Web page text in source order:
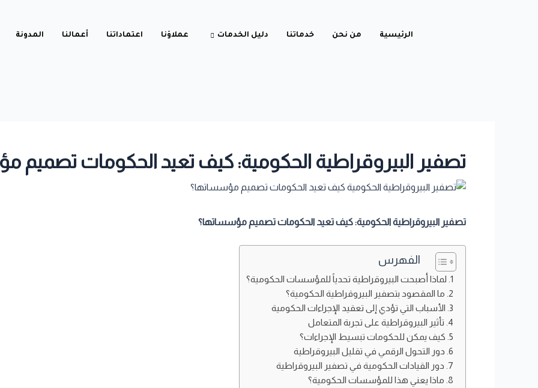
الرئيسية من نحن خدماتنا دليل الخدمات عملاؤنا اعتماداتنا أعمالنا المدونة
تصفير البيروقراطية الحكومية: كيف تعيد الحكومات تصميم
تصفير البيروقراطية الحكومية:كيف تعيد الحكومات تصميم مؤسساتها؟
الفهرس
لماذا أصبحت البيروقراطية تحدياً للمؤسسات الحكومية؟
ما المقصود بتصفير البيروقراطية الحكومية؟
الأسباب التي تؤدي إلى تعقيد الإجراءات الحكومية
تأثير البيروقراطية على تجربة المتعامل
كيف يمكن للحكومات تبسيط الإجراءات؟
دور التحول الرقمي في تقليل البيروقراطية
دور القيادات الحكومية في تصفير البيروقراطية
ماذا يعني هذا للمؤسسات الحكومية؟